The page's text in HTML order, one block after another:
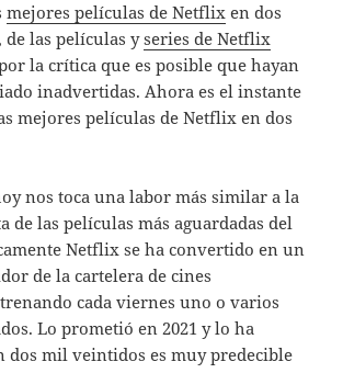
mejores películas de Netflix en dos
las películas yseries de Netflix
la crítica que es posible que hayan
inadvertidas. Ahora es el instante
mejores películas de Netflix en dos
nos toca una labor más similar a la
de las películas más aguardadas del
Netflix se ha convertido en un
de la cartelera de cines
cada viernes uno o varios
Lo prometió en 2021 y lo ha
dos mil veintidos es muy predecible